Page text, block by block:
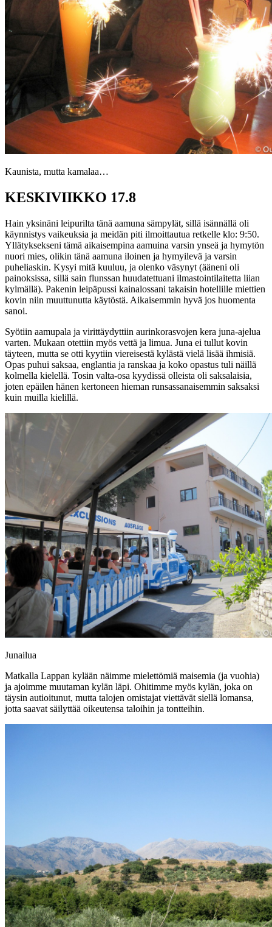
Kaunista, mutta kamalaa…
KESKIVIIKKO 17.8
Hain yksinäni leipurilta tänä aamuna sämpylät, sillä isännällä oli
käynnistys vaikeuksia ja meidän piti ilmoittautua retkelle klo: 9:50.
Yllätyksekseni tämä aikaisempina aamuina varsin ynseä ja hymytön
nuori mies, olikin tänä aamuna iloinen ja hymyilevä ja varsin
puheliaskin. Kysyi mitä kuuluu, ja olenko väsynyt (ääneni oli
painoksissa, sillä sain flunssan huudatettuani ilmastointilaitetta liian
kylmällä). Pakenin leipäpussi kainalossani takaisin hotellille miettien
kovin niin muuttunutta käytöstä. Aikaisemmin hyvä jos huomenta
sanoi.
Syötiin aamupala ja virittäydyttiin aurinkorasvojen kera juna-ajelua
varten. Mukaan otettiin myös vettä ja limua. Juna ei tullut kovin
täyteen, mutta se otti kyytiin viereisestä kylästä vielä lisää ihmisiä.
Opas puhui saksaa, englantia ja ranskaa ja koko opastus tuli näillä
kolmella kielellä. Tosin valta-osa kyydissä olleista oli saksalaisia,
joten epäilen hänen kertoneen hieman runsassanaisemmin saksaksi
kuin muilla kielillä.
Junailua
Matkalla Lappan kylään näimme mielettömiä maisemia (ja vuohia)
ja ajoimme muutaman kylän läpi. Ohitimme myös kylän, joka on
täysin autioitunut, mutta talojen omistajat viettävät siellä lomansa,
jotta saavat säilyttää oikeutensa taloihin ja tontteihin.